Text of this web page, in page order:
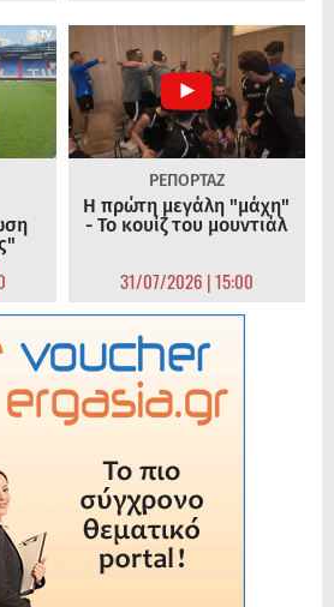
ΡΕΠΟΡΤΑΖ
Η πρώτη μεγάλη "μάχη"
- Το κουίζ του μουντιάλ
31/07/2026 | 15:00